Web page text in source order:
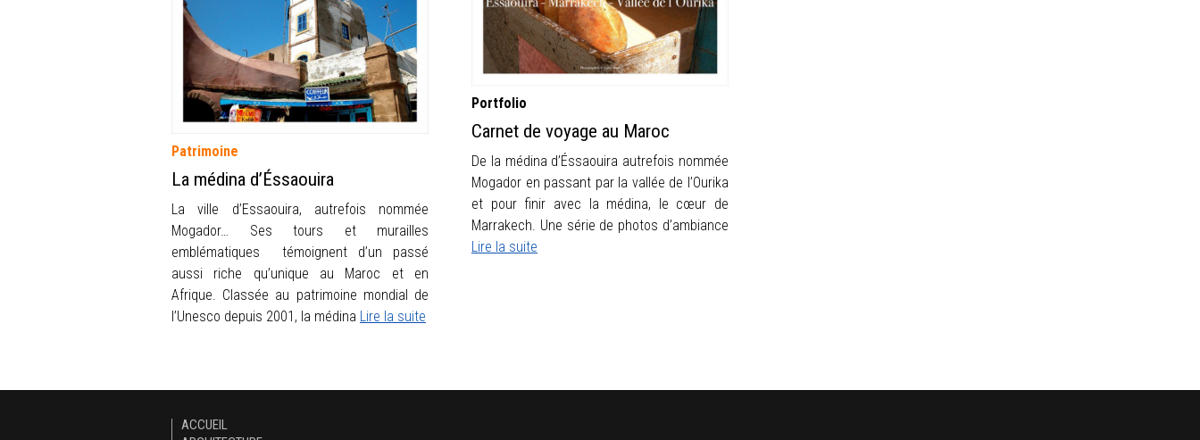
Patrimoine
La médina d’Éssaouira
La ville d’Essaouira, autrefois nommée
Mogador… Ses tours et murailles
emblématiques témoignent d’un passé
aussi riche qu’unique au Maroc et en
Afrique. Classée au patrimoine mondial de
l’Unesco depuis 2001, la médina Lire la suite
Portfolio
Carnet de voyage au Maroc
De la médina d’Éssaouira autrefois nommée
Mogador en passant par la vallée de l’Ourika
et pour finir avec la médina, le cœur de
Marrakech. Une série de photos d’ambiance
Lire la suite
ACCUEIL